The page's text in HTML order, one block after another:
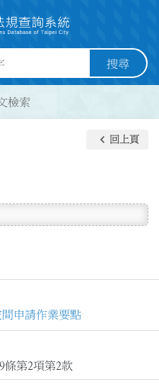
搜尋
檢索
keyboard_arrow_left 回上頁
申請作業要點
條第2項第2款